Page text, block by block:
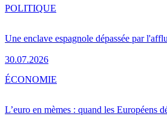
Une enclave espagnole dépassée par
30.07.2026
POLITIQUE
L’euro en mèmes : quand les Européens
ÉCONOMIE